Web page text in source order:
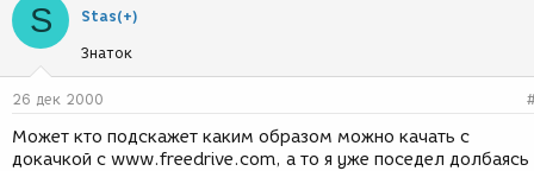
р
т
е
м
ы
с
з
д
и
я
S Stas(+)
Знаток
26 дек 2000
Может кто подскажет каким образом можно качать с
докачкой с www.freedrive.com, а то я уже поседел долбаясь